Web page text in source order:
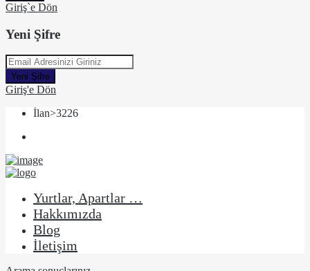
Giriş`e Dön
Yeni Şifre
Yeni Şifre
Giriş'e Dön
İlan>3226
Yurtlar, Apartlar …
Hakkımızda
Blog
İletişim